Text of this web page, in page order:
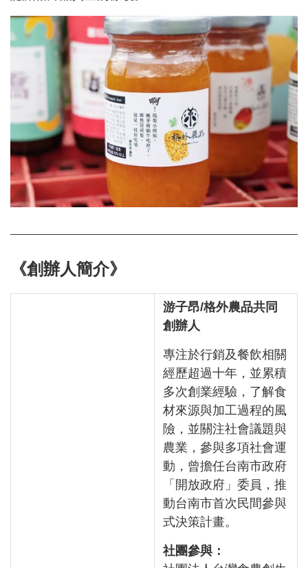
《創辦人簡介》
游子昂/格外農品共同
創辦人
專注於行銷及餐飲相關
經歷超過十年，並累積
多次創業經驗，了解食
材來源與加工過程的風
險，並關注社會議題與
農業，參與多項社會運
動，曾擔任台南市政府
「開放政府」委員，推
動台南市首次民間參與
式決策計畫。
社團參與：